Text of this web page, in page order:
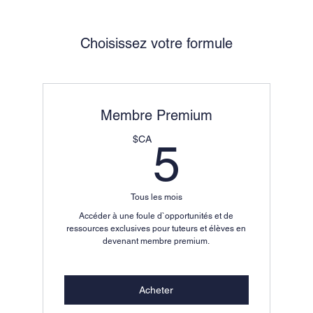
Choisissez votre formule
Membre Premium
$CA 5
Tous les mois
Accéder à une foule d`opportunités et de
ressources exclusives pour tuteurs et élèves en
devenant membre premium.
Acheter